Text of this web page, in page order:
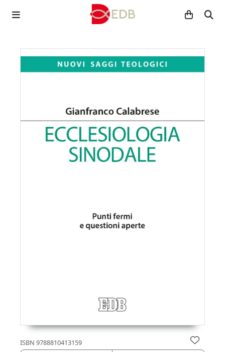
ISBN 9788810413159